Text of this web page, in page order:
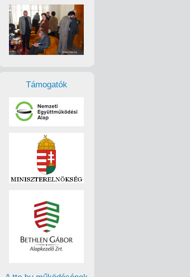
Támogatók